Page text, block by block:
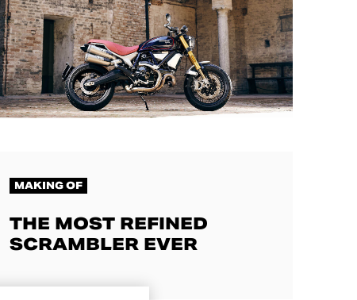
MAKING OF
THE MOST REFINED
SCRAMBLER EVER